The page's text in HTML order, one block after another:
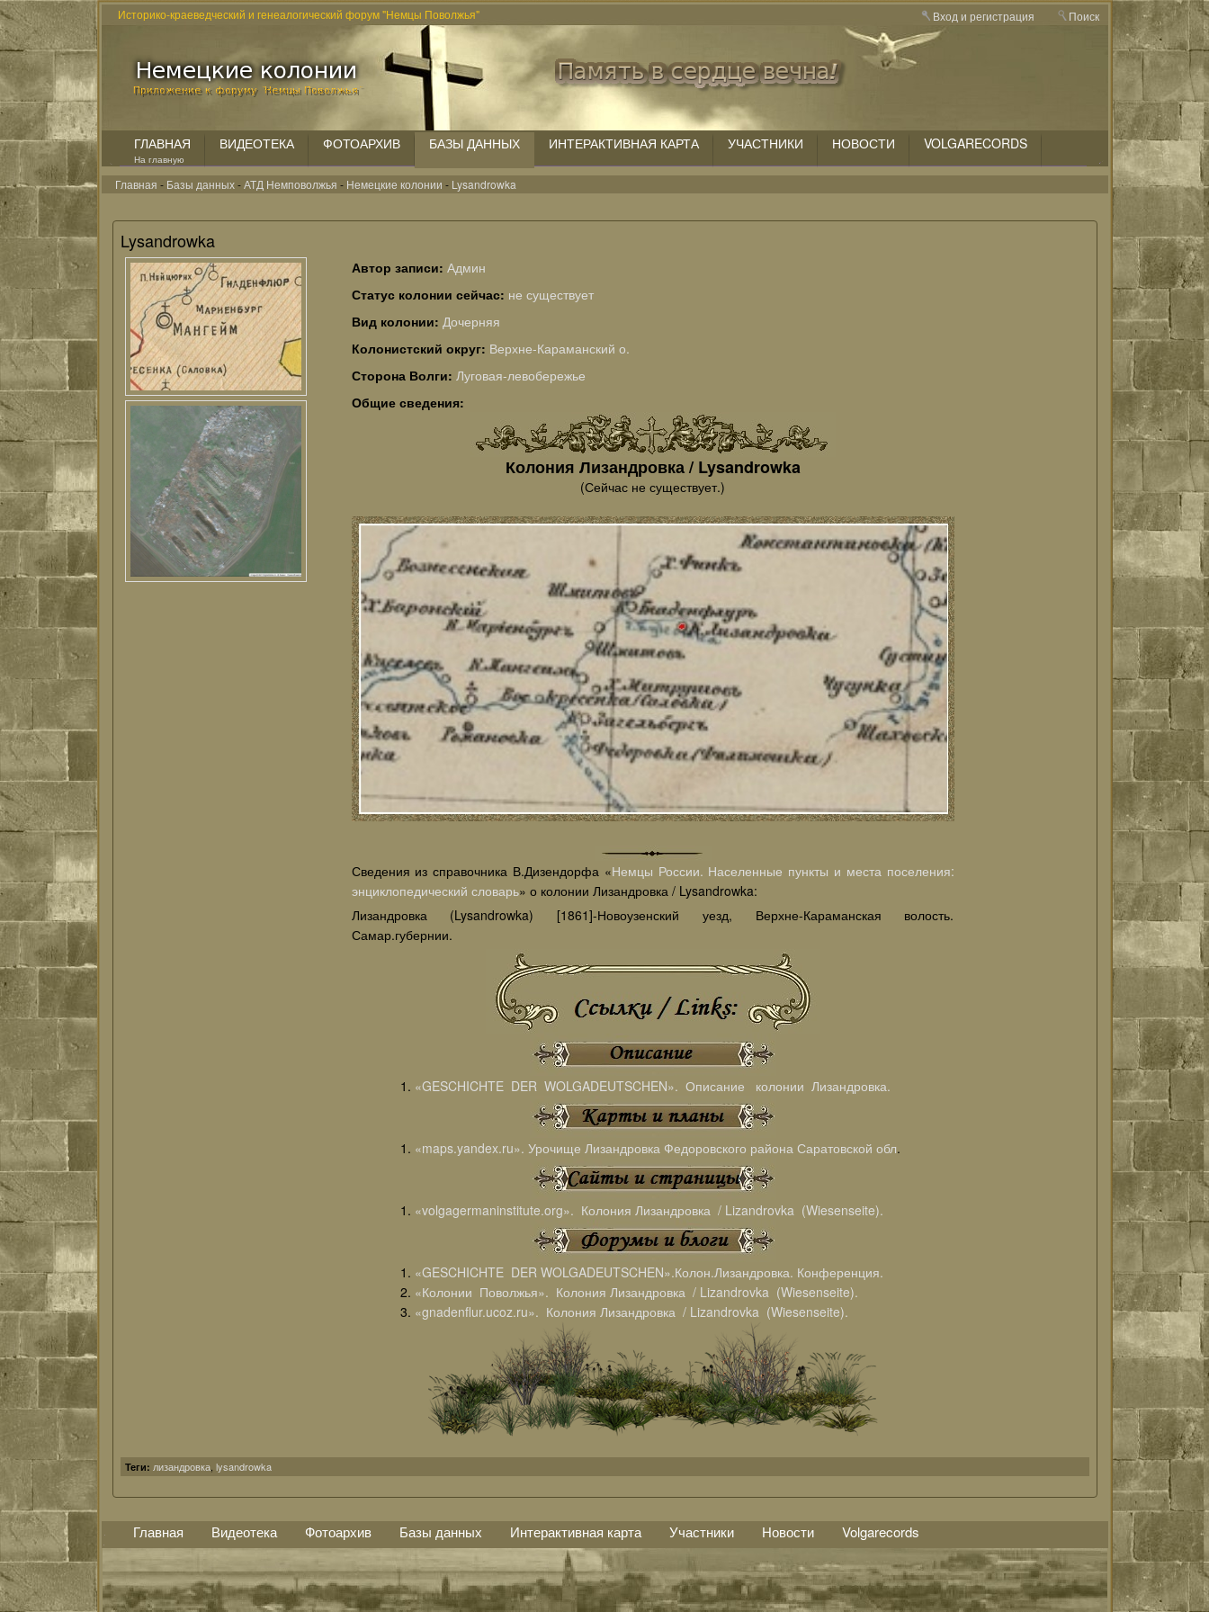
Историко-краеведческий и генеалогический форум "Немцы Поволжья" Вход и регистрация Поиск
ГЛАВНАЯ
На главную
ВИДЕОТЕКА ФОТОАРХИВ БАЗЫ ДАННЫХ ИНТЕРАКТИВНАЯ КАРТА УЧАСТНИКИ НОВОСТИ VOLGARECORDS
Главная - Базы данных-АТД Немповолжья - Немецкие колонии - Lysandrowka
Lysandrowka
Автор записи: Админ
Статус колонии сейчас: не существует
Вид колонии: Дочерняя
Колонистский округ: Верхне-Караманский о.
Сторона Волги: Луговая-левобережье
Общие сведения:
Колония Лизандровка / Lysandrowka
(Сейчас не существует.)
Сведения из справочника В.Дизендорфа «Немцы России. Населенные пункты и места поселения:
энциклопедический словарь» о колонии Лизандровка / Lysandrowka:
Лизандровка (Lysandrowka) [1861]-Новоузенский уезд, Верхне-Караманская волость.
Самар.губернии.
«GESCHICHTE DER WOLGADEUTSCHEN». Описание колонии Лизандровка.
«maps.yandex.ru». Урочище Лизандровка Федоровского района Саратовской обл.
«volgagermaninstitute.org». Колония Лизандровка / Lizandrovka (Wiesenseite).
«GESCHICHTE DER WOLGADEUTSCHEN».Колон.Лизандровка. Конференция.
«Колонии Поволжья». Колония Лизандровка / Lizandrovka (Wiesenseite).
«gnadenflur.ucoz.ru». Колония Лизандровка / Lizandrovka (Wiesenseite).
Теги: лизандровка, lysandrowka
Главная Видеотека Фотоархив Базы данных Интерактивная карта Участники Новости Volgarecords